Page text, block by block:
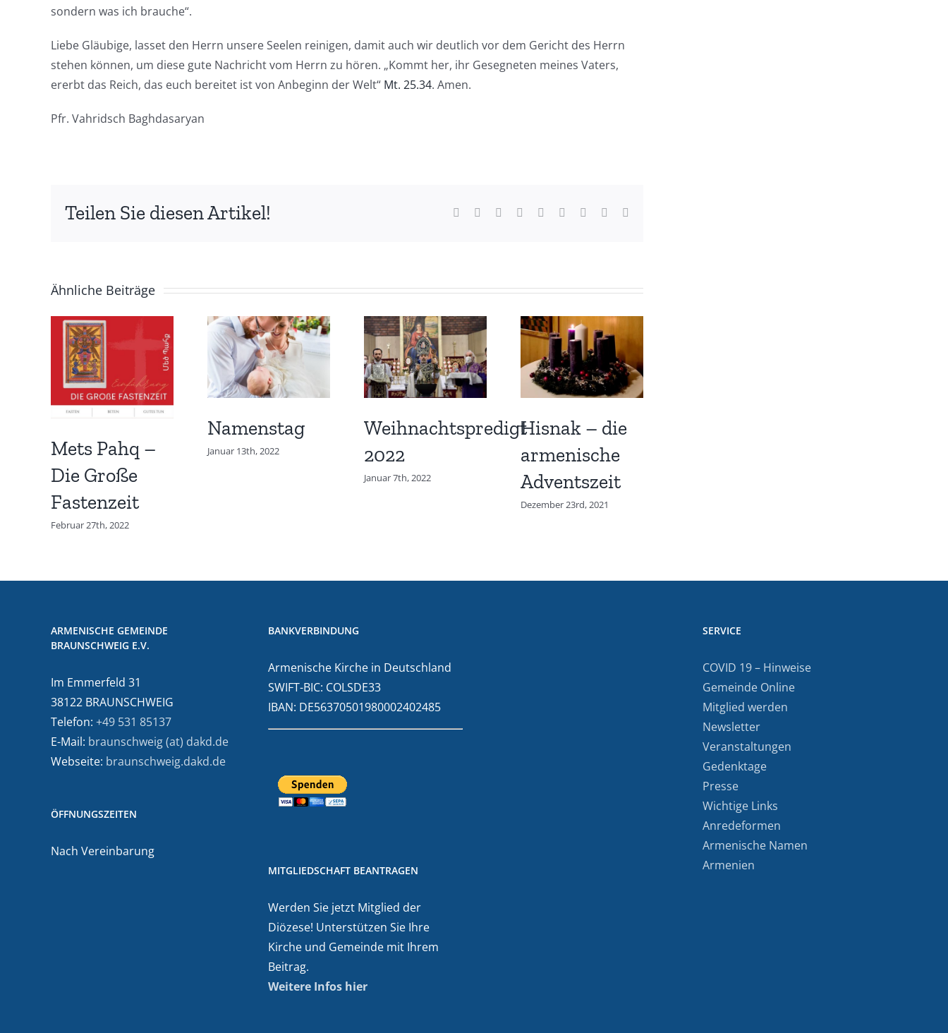
sondern was ich brauche“.
Liebe Gläubige, lasset den Herrn unsere Seelen reinigen, damit auch wir deutlich vor dem Gericht des Herrn
stehen können, um diese gute Nachricht vom Herrn zu hören. „Kommt her, ihr Gesegneten meines Vaters,
ererbt das Reich, das euch bereitet ist von Anbeginn der Welt“ Mt. 25.34. Amen.
Pfr. Vahridsch Baghdasaryan
Teilen Sie diesen Artikel! Facebook Reddit LinkedInWhatsApp
TumblrPinterest
Ähnliche Beiträge
Mets Pahq –
Die Große
Fastenzeit
Februar 27th, 2022
Namenstag
Januar 13th, 2022
Weihnachtspredigt
2022
Januar 7th, 2022
Hisnak – die
armenische
Adventszeit
Dezember 23rd, 2021
ARMENISCHE GEMEINDE
BRAUNSCHWEIG E.V.
Im Emmerfeld 31
38122 BRAUNSCHWEIG
Telefon: +49 531 85137
E-Mail: braunschweig (at) dakd.de
Webseite: braunschweig.dakd.de
ÖFFNUNGSZEITEN
Nach Vereinbarung
BANKVERBINDUNG
Armenische Kirche in Deutschland
SWIFT-BIC: COLSDE33
IBAN: DE56370501980002402485
MITGLIEDSCHAFT BEANTRAGEN
Werden Sie jetzt Mitglied der
Diözese! Unterstützen Sie Ihre
Kirche und Gemeinde mit Ihrem
Beitrag.
Weitere Infos hier
SERVICE
COVID 19 – Hinweise
Gemeinde Online
Mitglied werden
Newsletter
Veranstaltungen
Gedenktage
Presse
Wichtige Links
Anredeformen
Armenische Namen
Armenien